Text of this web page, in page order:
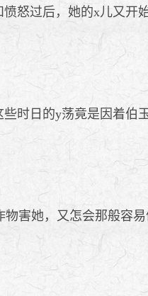
怒过后，她的x儿又开
时日的y荡竟是因着伯
害她，又怎会那般容易